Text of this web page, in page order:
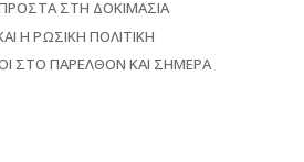
ΣΤΗ ΔΟΚΙΜΑΣΙΑ
Η ΡΩΣΙΚΗ ΠΟΛΙΤΙΚΗ
ΣΤΟ ΠΑΡΕΛΘΟΝ ΚΑΙ ΣΗΜΕΡΑ